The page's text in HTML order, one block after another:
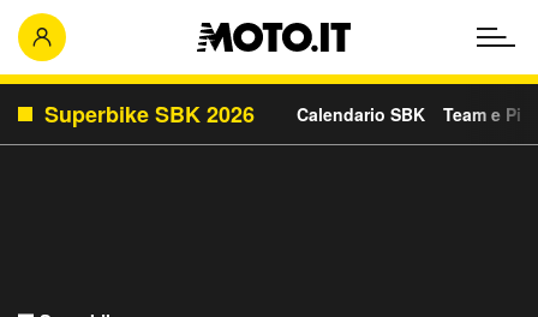
Superbike SBK 2026 Calendario SBK Team e